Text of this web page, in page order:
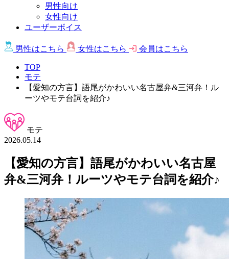
男性向け
女性向け
ユーザーボイス
男性はこちら 女性はこちら 会員はこちら
TOP
モテ
【愛知の方言】語尾がかわいい名古屋弁&三河弁！ル
ーツやモテ台詞を紹介♪
モテ
2026.05.14
【愛知の方言】語尾がかわいい名古屋
弁&三河弁！ルーツやモテ台詞を紹介♪